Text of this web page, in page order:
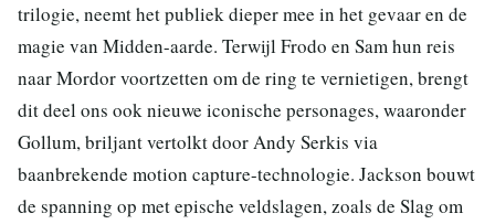
trilogie, neemt het publiek dieper mee in het gevaar en de
magie van Midden-aarde. Terwijl Frodo en Sam hun reis
naar Mordor voortzetten om de ring te vernietigen, brengt
dit deel ons ook nieuwe iconische personages, waaronder
Gollum, briljant vertolkt door Andy Serkis via
baanbrekende motion capture-technologie. Jackson bouwt
de spanning op met epische veldslagen, zoals de Slag om